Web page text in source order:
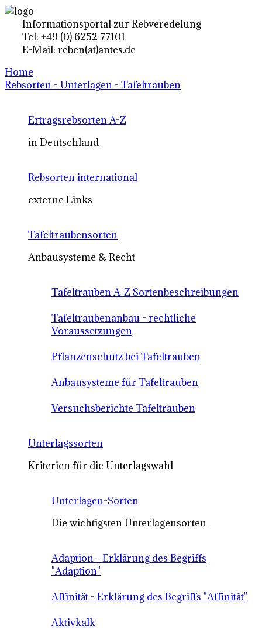
Informationsportal zur Rebveredelung
Tel: +49 (0) 6252 77101
E-Mail: reben(at)antes.de
Home
Rebsorten - Unterlagen - Tafeltrauben
Ertragsrebsorten A-Z
in Deutschland
Rebsorten international
externe Links
Tafeltraubensorten
Anbausysteme & Recht
Tafeltrauben A-Z Sortenbeschreibungen
Tafeltraubenanbau - rechtliche
Voraussetzungen
Pflanzenschutz bei Tafeltrauben
Anbausysteme für Tafeltrauben
Versuchsberichte Tafeltrauben
Unterlagssorten
Kriterien für die Unterlagswahl
Unterlagen-Sorten
Die wichtigsten Unterlagensorten
Adaption - Erklärung des Begriffs
"Adaption"
Affinität - Erklärung des Begriffs "Affinität"
Aktivkalk